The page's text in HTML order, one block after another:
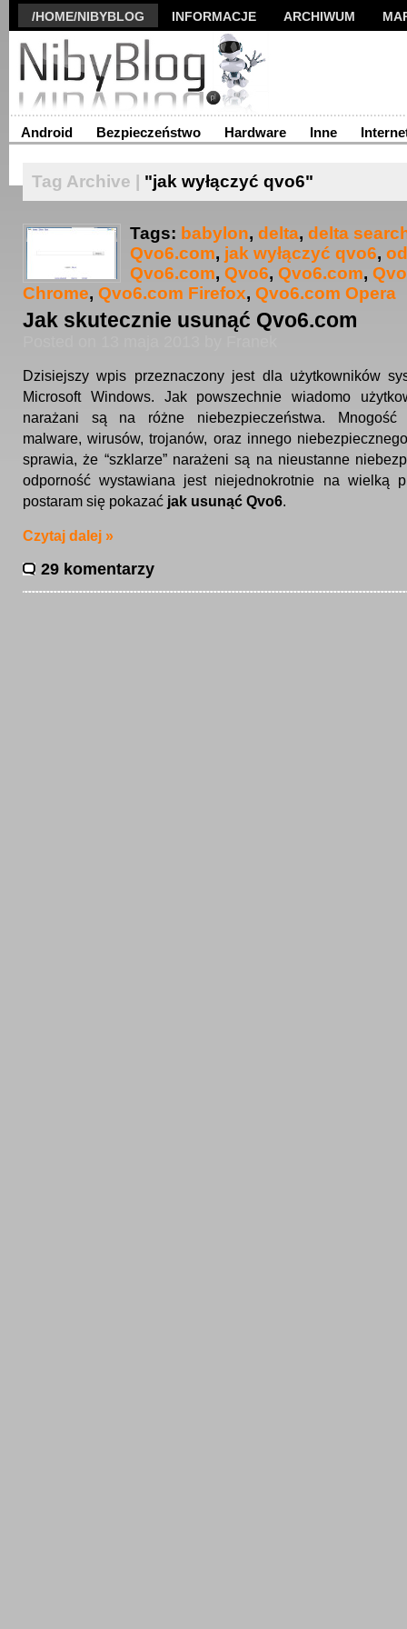
/HOME/NIBYBLOG INFORMACJE ARCHIWUM
Android Bezpieczeństwo Hardware Inne
Tag Archive | "jak wyłączyć qvo6"
Tags: babylon, delta, delta
Qvo6.com, jak wyłączyć qvo6,
Qvo6.com, Qvo6, Qvo6.com,
Chrome, Qvo6.com Firefox, Qvo6.com Opera
Jak skutecznie usunąć Qvo6.com
Dzisiejszy wpis przeznaczony jest dla użytkowników
Microsoft Windows. Jak powszechnie wiadomo
narażani są na różne niebezpieczeństwa. Mnogość
malware, wirusów, trojanów, oraz innego
sprawia, że “szklarze” narażeni są na nieustanne
odporność wystawiana jest niejednokrotnie na wielką
postaram się pokazać jak usunąć Qvo6.
Czytaj dalej »
29 komentarzy